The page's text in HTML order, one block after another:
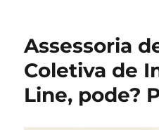
Neto
é
base
do
documentário
Assessoria
Coletiva de
Line, pode?